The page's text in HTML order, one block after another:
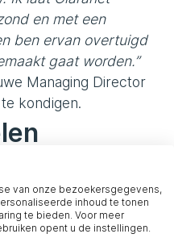
en met een
ben ervan overtuigd
gaat worden.”
Managing Director
kondigen.
van onze bezoekersgegevens,
inhoud te tonen
te bieden. Voor meer
opent u de instellingen.